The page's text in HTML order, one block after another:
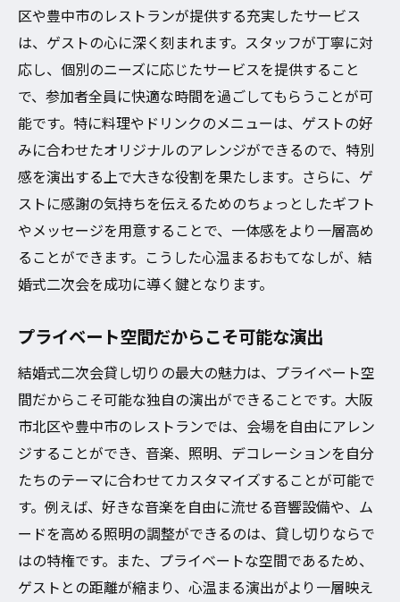
区や豊中市のレストランが提供する充実したサービス
は、ゲストの心に深く刻まれます。スタッフが丁寧に対
応し、個別のニーズに応じたサービスを提供すること
で、参加者全員に快適な時間を過ごしてもらうことが可
能です。特に料理やドリンクのメニューは、ゲストの好
みに合わせたオリジナルのアレンジができるので、特別
感を演出する上で大きな役割を果たします。さらに、ゲ
ストに感謝の気持ちを伝えるためのちょっとしたギフト
やメッセージを用意することで、一体感をより一層高め
ることができます。こうした心温まるおもてなしが、結
婚式二次会を成功に導く鍵となります。
プライベート空間だからこそ可能な演出
結婚式二次会貸し切りの最大の魅力は、プライベート空
間だからこそ可能な独自の演出ができることです。大阪
市北区や豊中市のレストランでは、会場を自由にアレン
ジすることができ、音楽、照明、デコレーションを自分
たちのテーマに合わせてカスタマイズすることが可能で
す。例えば、好きな音楽を自由に流せる音響設備や、ム
ードを高める照明の調整ができるのは、貸し切りならで
はの特権です。また、プライベートな空間であるため、
ゲストとの距離が縮まり、心温まる演出がより一層映え